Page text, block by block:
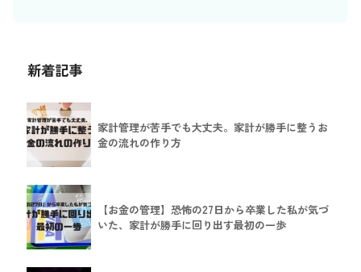
新着記事
家計管理が苦手でも大丈夫。家計が勝手に整うお
金の流れの作り方
【お金の管理】恐怖の27日から卒業した私が気づ
いた、家計が勝手に回り出す最初の一歩